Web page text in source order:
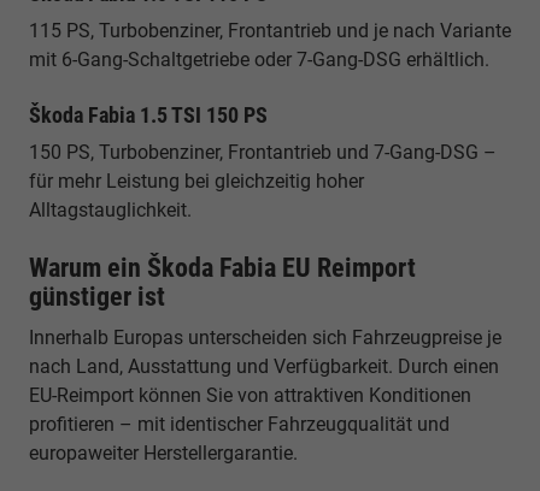
115 PS, Turbobenziner, Frontantrieb und je nach Variante
mit 6-Gang-Schaltgetriebe oder 7-Gang-DSG erhältlich.
Škoda Fabia 1.5 TSI 150 PS
150 PS, Turbobenziner, Frontantrieb und 7-Gang-DSG –
für mehr Leistung bei gleichzeitig hoher
Alltagstauglichkeit.
Warum ein Škoda Fabia EU Reimport
günstiger ist
Innerhalb Europas unterscheiden sich Fahrzeugpreise je
nach Land, Ausstattung und Verfügbarkeit. Durch einen
EU-Reimport können Sie von attraktiven Konditionen
profitieren – mit identischer Fahrzeugqualität und
europaweiter Herstellergarantie.